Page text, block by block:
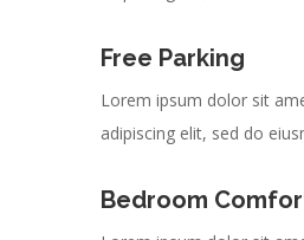
Free Parking
Lorem ipsum dolor sit
adipiscing elit, sed do
Bedroom